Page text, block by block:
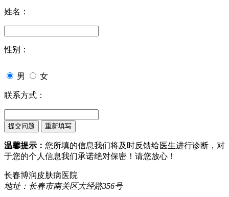
姓名：
性别：
男 女
联系方式：
温馨提示： 您所填的信息我们将及时反馈给医生进行诊断，对
于您的个人信息我们承诺绝对保密！请您放心！
长春博润皮肤病医院
地址：长春市南关区大经路356号